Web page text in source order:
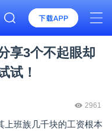
享3个不起眼却
试！
2961
上班族几千块的工资根本